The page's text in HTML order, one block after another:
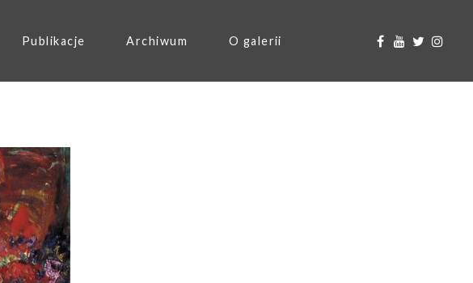
Publikacje Archiwum O galerii